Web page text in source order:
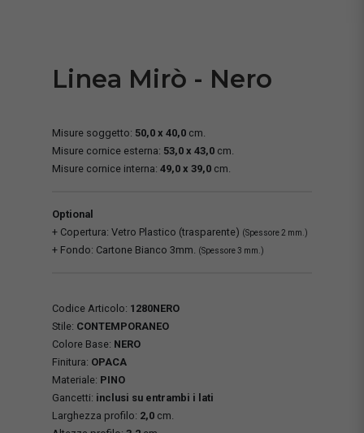
Linea Mirò - Nero
Misure soggetto: 50,0 x 40,0 cm.
Misure cornice esterna: 53,0 x 43,0 cm.
Misure cornice interna: 49,0 x 39,0 cm.
Optional
+ Copertura: Vetro Plastico (trasparente) (Spessore 2 mm.)
+ Fondo: Cartone Bianco 3mm. (Spessore 3 mm.)
Codice Articolo: 1280NERO
Stile: CONTEMPORANEO
Colore Base: NERO
Finitura: OPACA
Materiale: PINO
Gancetti: inclusi su entrambi i lati
Larghezza profilo: 2,0 cm.